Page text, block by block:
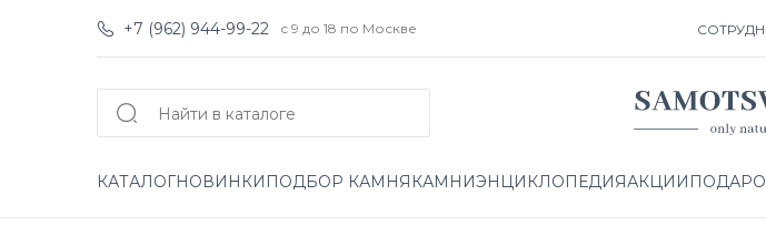
+7 (962) 944-99-22 с 9 до 18 по Москве
КАТАЛОГНОВИНКИ ПОДБОР КАМНЯ КАМНИЭНЦИКЛОПЕДИЯАКЦИИ